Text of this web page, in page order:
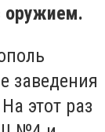
оружием.
заведения
этот раз